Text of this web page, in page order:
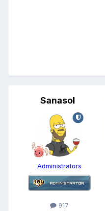
Sanasol
Administrators
917